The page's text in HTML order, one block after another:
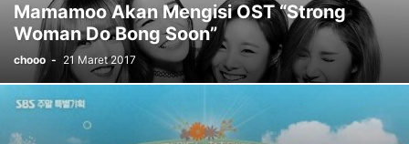
Mamamoo Akan Mengisi OST “Strong
Woman Do Bong Soon”
chooo - 21 Maret 2017